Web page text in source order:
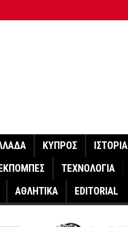
ΚΥΠΡΟΣ
ΙΣΤΟΡΙΑ
ΤΕΧΝΟΛΟΓΙΑ
ΑΘΛΗΤΙΚΑ EDITORIAL